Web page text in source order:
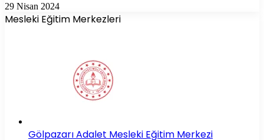
29 Nisan 2024
Mesleki Eğitim Merkezleri
Gölpazarı Adalet Mesleki Eğitim Merkezi